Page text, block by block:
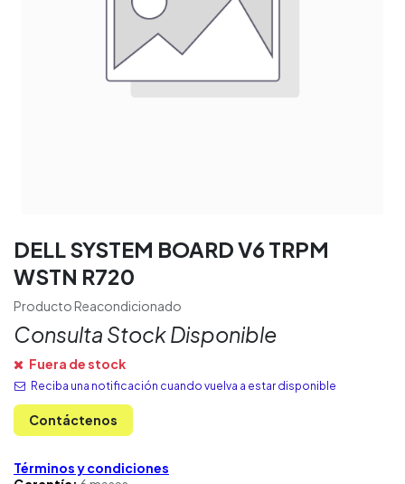
DELL SYSTEM BOARD V6 TRPM
WSTN R720
Producto Reacondicionado
Consulta Stock Disponible
Fuera de stock
Reciba una notificación cuando vuelva a estar disponible
Contáctenos
Términos y condiciones